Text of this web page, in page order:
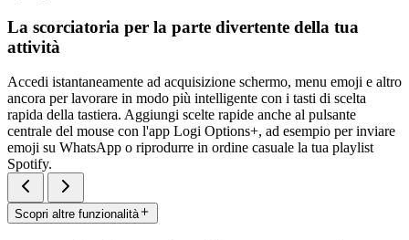
La scorciatoria per la parte divertente della tua
attività
Accedi istantaneamente ad acquisizione schermo, menu emoji e altro
ancora per lavorare in modo più intelligente con i tasti di scelta
rapida della tastiera. Aggiungi scelte rapide anche al pulsante
centrale del mouse con l'app Logi Options+, ad esempio per inviare
emoji su WhatsApp o riprodurre in ordine casuale la tua playlist
Spotify.
Scopri altre funzionalità